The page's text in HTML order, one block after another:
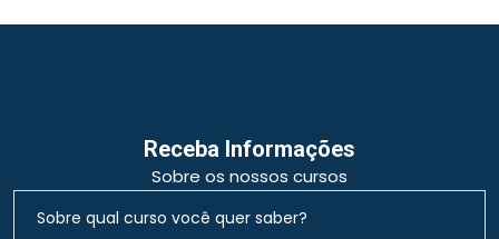
Receba Informações
Sobre os nossos cursos